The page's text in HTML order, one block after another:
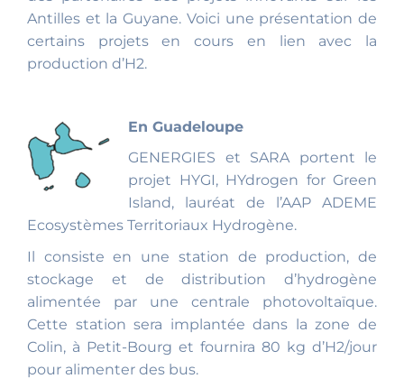
Antilles et la Guyane. Voici une présentation de
certains projets en cours en lien avec la
production d’H2.
En Guadeloupe
GENERGIES et SARA portent le
projet HYGI, HYdrogen for Green
Island, lauréat de l’AAP ADEME
Ecosystèmes Territoriaux Hydrogène.
Il consiste en une station de production, de
stockage et de distribution d’hydrogène
alimentée par une centrale photovoltaïque.
Cette station sera implantée dans la zone de
Colin, à Petit-Bourg et fournira 80 kg d’H2/jour
pour alimenter des bus.